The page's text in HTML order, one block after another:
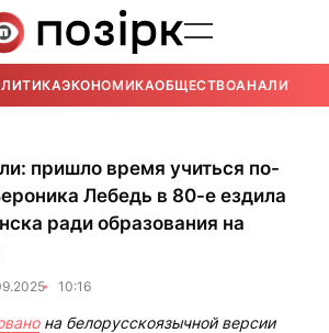
ЭКОНОМИКАОБЩЕСТВОАНАЛИТИКА
пришло время учиться по-
Лебедь в 80-е ездила
ради образования на
10:16
на белорусскоязычной версии